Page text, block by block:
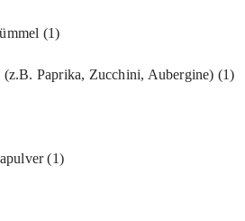
(1)
(z.B. Paprika, Zucchini, Aubergine) (1)
(1)